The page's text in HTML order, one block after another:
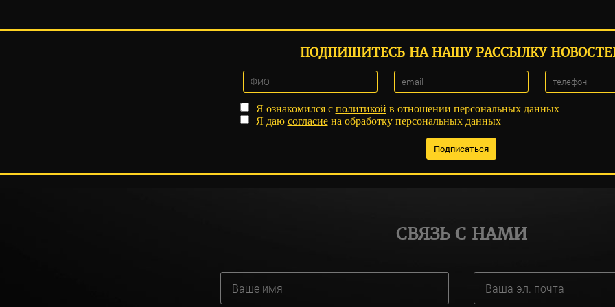
ПОДПИШИТЕСЬ НА НАШУ РАССЫЛКУ
Я ознакомился с политикой в отношении персональных данных
Я даю согласиена обработку персональных данных
СВЯЗЬ С НАМИ